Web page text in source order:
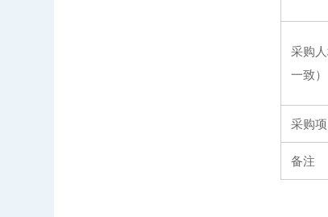
采购
一致）
采购
备注